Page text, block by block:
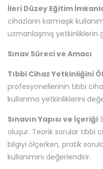
İleri Düzey Eğitim
cihazların karmaşık
uzmanlaşmış yetkinliklerin
Sınav Süreci ve Amacı
Tıbbi Cihaz Yetkinliğini
profesyonellerinin tıbbi
kullanma yetkinliklerini
Sınavın Yapısı ve İçeriği
oluşur. Teorik sorular tıbbi
bilgiyi ölçerken, pratik
kullanımını değerlendirir.